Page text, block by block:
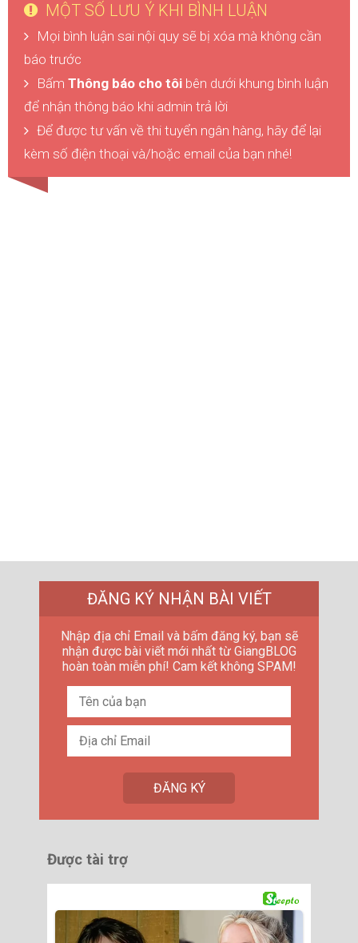
MỘT SỐ LƯU Ý KHI BÌNH LUẬN
Mọi bình luận sai nội quy sẽ bị xóa mà không cần
báo trước
Bấm Thông báo cho tôi bên dưới khung bình luận
để nhận thông báo khi admin trả lời
Để được tư vấn về thi tuyển ngân hàng, hãy để lại
kèm số điện thoại và/hoặc email của bạn nhé!
ĐĂNG KÝ NHẬN BÀI VIẾT
Nhập địa chỉ Email và bấm đăng ký, bạn sẽ
nhận được bài viết mới nhất từ GiangBLOG
hoàn toàn miễn phí! Cam kết không SPAM!
Được tài trợ